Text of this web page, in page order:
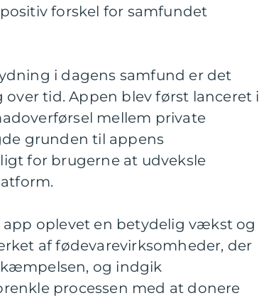
forskel for samfundet
i dagens samfund er det
tid. Appen blev først lanceret i
mellem private
grunden til appens
for brugerne at udveksle
oplevet en betydelig vækst og
af fødevarevirksomheder, der
og indgik
processen med at donere